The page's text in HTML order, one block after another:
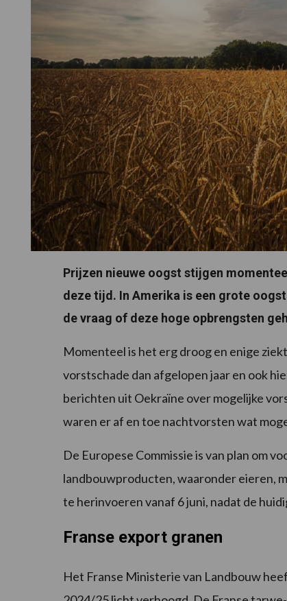
Prijzen nieuwe oogst stijgen
deze tijd. In Amerika is een grote
de vraag of deze hoge opbrengsten
Momenteel is het erg droog en enige
vorstschade dan afgelopen jaar en ook
berichten uit Oekraïne over mogelijke
waren er af en toe nachtvorsten wat
De Europese Commissie is van plan om
landbouwproducten, waaronder eieren,
te herinvoeren vanaf 6 juni, nadat de
Franse export granen
Het Franse Ministerie van Landbouw